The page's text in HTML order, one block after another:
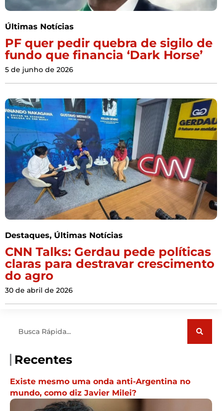
Últimas Notícias
PF quer pedir quebra de sigilo de
fundo que financia ‘Dark Horse’
5 de junho de 2026
Destaques, Últimas Notícias
CNN Talks: Gerdau pede políticas
claras para destravar crescimento
do agro
30 de abril de 2026
Recentes
Existe mesmo uma onda anti-Argentina no
mundo, como diz Javier Milei?